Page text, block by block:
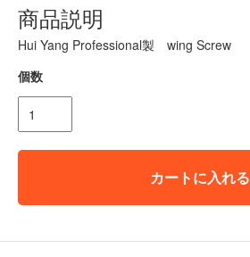
商品説明
Hui Yang Professional製 wing Screw
個数
カートに入れる